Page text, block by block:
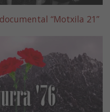
“Motxila 21”